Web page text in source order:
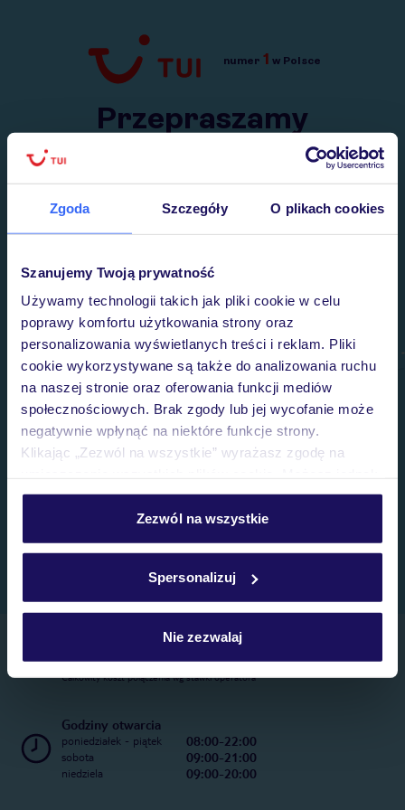
Zgoda Szczegóły O plikach cookies
Szanujemy Twoją prywatność
Używamy technologii takich jak pliki cookie w celu
poprawy komfortu użytkowania strony oraz
personalizowania wyświetlanych treści i reklam. Pliki
cookie wykorzystywane są także do analizowania ruchu
na naszej stronie oraz oferowania funkcji mediów
społecznościowych. Brak zgody lub jej wycofanie może
negatywnie wpłynąć na niektóre funkcje strony.
Klikając „Zezwól na wszystkie” wyrażasz zgodę na
personalizować swój wybór wchodząc w zakładkę
Szczegółowe informacje o plikach cookie znajdziesz
Zezwól na wszystkie
Spersonalizuj
Nie zezwalaj
Przejdź do TUI.pl
numer 1 w Polsce
Przepraszamy
Wysłaliśmy nasz serwis na krótkie wakacje.
Telefoniczne Centrum Rezerwacji
22 270 31 20
Całkowity koszt połączenia wg stawki operatora
Godziny otwarcia
poniedziałek - piątek 08:00-22:00
sobota 09:00-21:00
niedziela 09:00-20:00